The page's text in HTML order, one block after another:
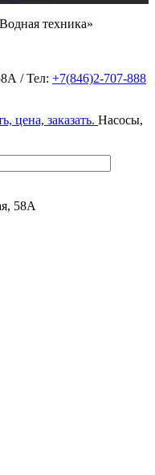
техника»
/ Тел: +7(846)2-707-888
цена, заказать. Насосы,
58А